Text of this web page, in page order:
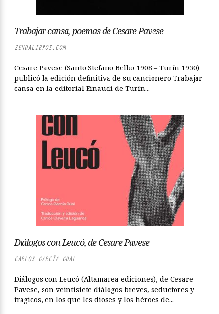
Trabajar cansa, poemas de Cesare Pavese
ZENDALIBROS.COM
Cesare Pavese (Santo Stefano Belbo 1908 – Turín 1950)
publicó la edición definitiva de su cancionero Trabajar
cansa en la editorial Einaudi de Turín...
Diálogos con Leucó, de Cesare Pavese
CARLOS GARCÍA GUAL
Diálogos con Leucó (Altamarea ediciones), de Cesare
Pavese, son veintisiete diálogos breves, seductores y
trágicos, en los que los dioses y los héroes de...